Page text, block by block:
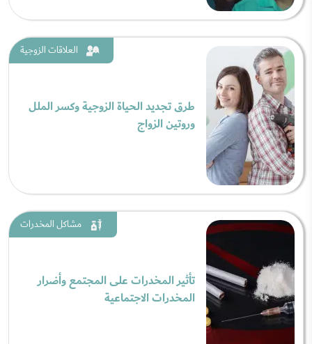
العلاقات الزوجية
طرق تجديد الحياة الزوجية وكسر الملل
وروتين الزواج
مشاكل المخدرات
تأثير المخدرات على المجتمع وأضرار
المخدرات الاجتماعية